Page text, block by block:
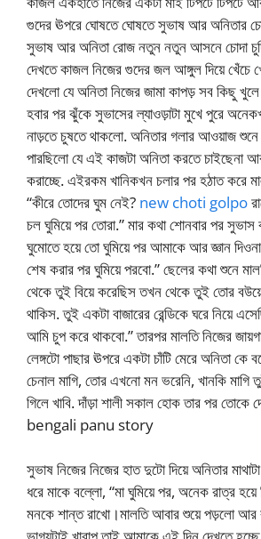
গুদের ঊপরে ঘোষতে ঘোষতে সুভাষ আর অনিতার
সুভাষ আর অনিতা রোজ নতুন নতুন আসনে চোদা
দেখতে কাজল নিজের গুদের জল আঙ্গুল দিয়ে খেঁচে
দেখলো যে অনিতা নিজের জামা কাপড় সব কিছু
হবার পর ঝুঁকে সুভাসের ল্যাওড়াটা মুখে পুরে
নাড়তে চুষতে থাকলো. অনিতার গলার আওয়াজ
পারছিলো যে এই কাজটা অনিতা করতে চাইছেনা
করাচ্ছে. এইরকম খানিকখন চলার পর হঠাত করে
“কীরে তোদের ঘুম নেই? new choti golpo
চল ঘুমিয়ে পর তোরা.” মার কথা শোনবার পর
ঘুমোতে হয়ে তো ঘুমিয়ে পর আমাকে আর জ্ঞান
শেষ করার পর ঘুমিয়ে পরবো.” ছেলের কথা শুনে
থেকে তুই বিয়ে করেছিস তখন থেকে তুই তোর
থাকিস. তুই একটা বাজারের রেন্ডিকে ঘরে নিয়ে
আমি চুপ করে থাকবো.” তারপর মালতি নিজের
লেঙ্গটো পাছার ঊপরে একটা চাঁটি মেরে অনিতা কে
চেনাল মাগি, তোর এখনো মন ভরেনি, খানকি
গিলে খাবি. দাঁড়া শালী সকাল হোক তার পর তোকে
bengali panu story
সুভাষ নিজের নিজের হাত দুটো দিয়ে অনিতার
ধরে মাকে বল্লো, “মা ঘুমিয়ে পর, অনেক রাত্র
মনকে শান্ত রাখো।মালতি আবার শুয়ে পড়লো